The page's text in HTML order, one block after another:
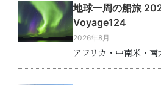
地球一周の船旅
Voyage124
2026年8月
アフリカ・中南米・南